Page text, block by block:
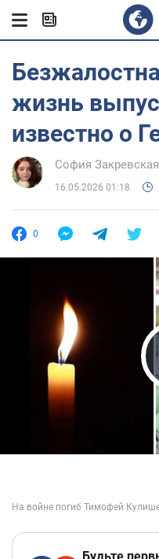
жизнь
известно о
София Закревская
16.05.2026 01:18
0
Будьте